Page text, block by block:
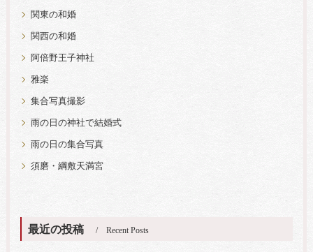
関東の和婚
関西の和婚
阿倍野王子神社
雅楽
集合写真撮影
雨の日の神社で結婚式
雨の日の集合写真
須磨・綱敷天満宮
最近の投稿 Recent Posts